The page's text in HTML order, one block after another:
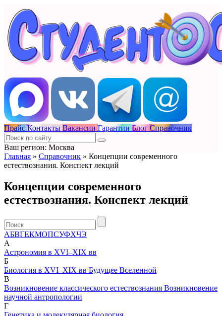
Прайс Контакты Вакансии Гарантии Блог Справочник
Ваш регион: Москва
Главная » Справочник » Концепции современного
естествознания. Конспект лекций
Концепции современного
естествознания. Конспект лекций
АБВГЕКМОПСУФХЧЭ
А
Астрономия в XVI–XIX вв
Б
Биология в XVI–XIX вв Будущее Вселенной
В
Возникновение классического естествознания Возникновение
научной антропологии
Г